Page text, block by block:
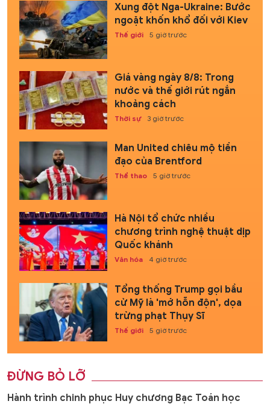
Xung đột Nga-Ukraine: Bước
ngoặt khốn khổ đối với Kiev
Thế giới 5 giờ trước
Giá vàng ngày 8/8: Trong
nước và thế giới rút ngắn
khoảng cách
Thời sự 3 giờ trước
Man United chiêu mộ tiền
đạo của Brentford
Thể thao 5 giờ trước
Hà Nội tổ chức nhiều
chương trình nghệ thuật dịp
Quốc khánh
Văn hóa 4 giờ trước
Tổng thống Trump gọi bầu
cử Mỹ là 'mớ hỗn độn', dọa
trừng phạt Thụy Sĩ
Thế giới 5 giờ trước
ĐỪNG BỎ LỠ
Hành trình chinh phục Huy chương Bạc Toán học